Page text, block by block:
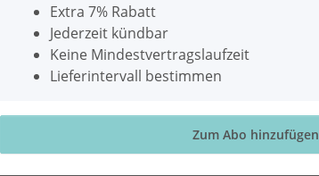
Extra 7% Rabatt
Jederzeit kündbar
Keine Mindestvertragslaufzeit
Lieferintervall bestimmen
Zum Abo hinzufügen